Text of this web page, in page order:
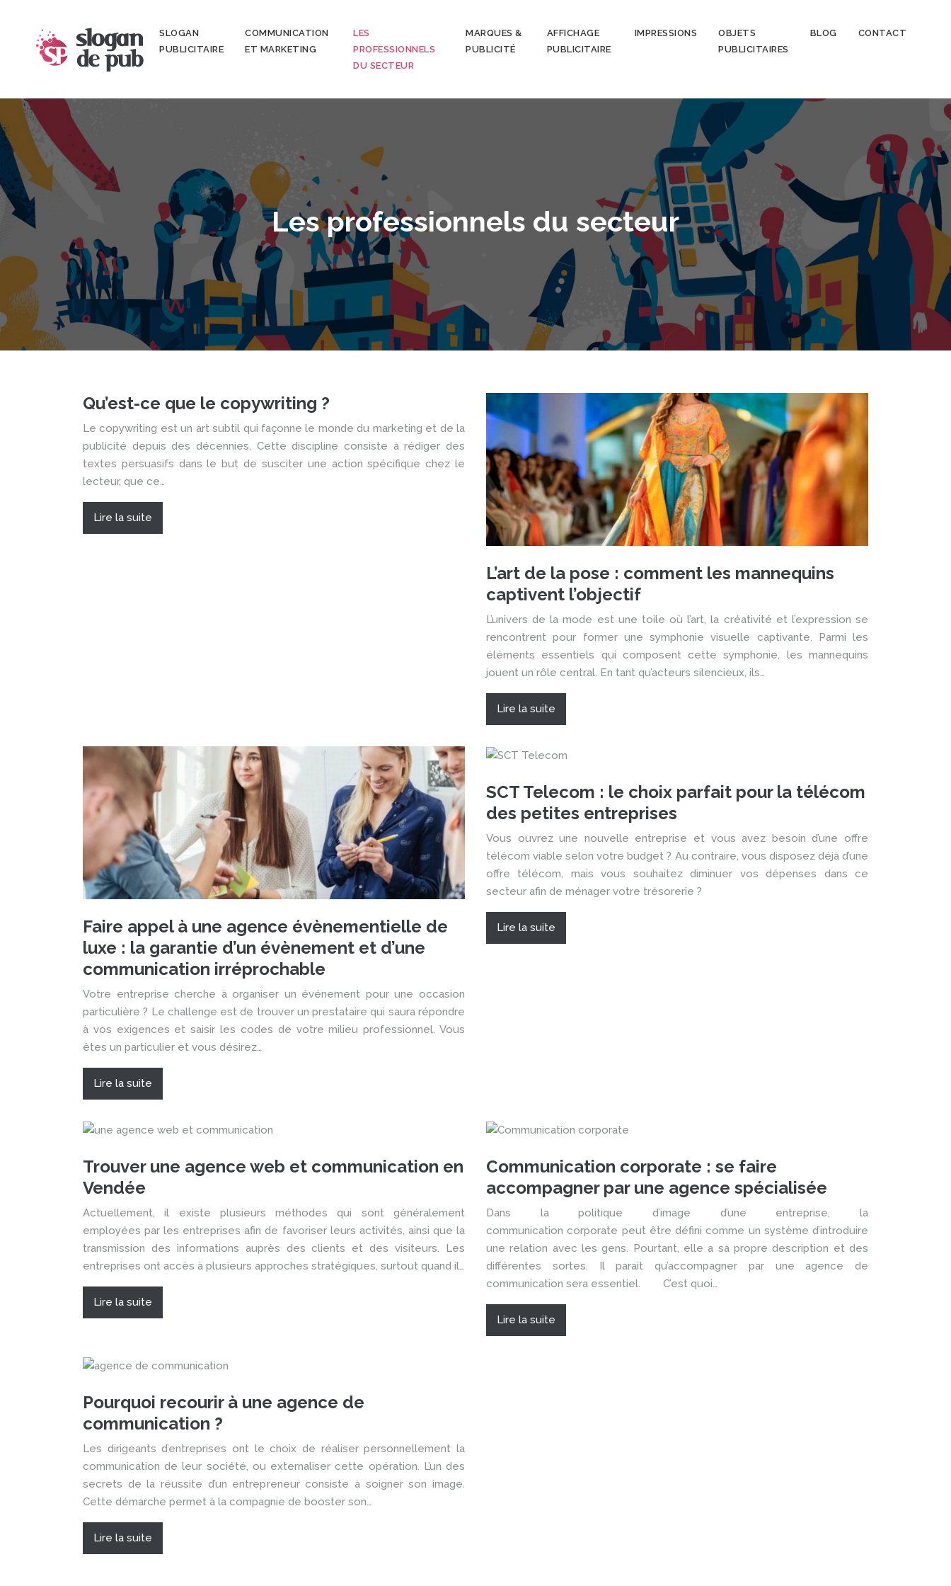
SLOGAN
PUBLICITAIRE
COMMUNICATION
ET MARKETING
LES
PROFESSIONNELS
DU SECTEUR
MARQUES &
PUBLICITÉ
AFFICHAGE
PUBLICITAIRE
IMPRESSIONS
OBJETS
PUBLICITAIRES
BLOG CONTACT
Les professionnels du secteur
Qu’est-ce que le copywriting ?
Le copywriting est un art subtil qui façonne le monde du marketing et de la
publicité depuis des décennies. Cette discipline consiste à rédiger des
textes persuasifs dans le but de susciter une action spécifique chez le
lecteur, que ce…
Lire la suite
L’art de la pose : comment les mannequins
captivent l’objectif
L’univers de la mode est une toile où l’art, la créativité et l’expression se
rencontrent pour former une symphonie visuelle captivante. Parmi les
éléments essentiels qui composent cette symphonie, les mannequins
jouent un rôle central. En tant qu’acteurs silencieux, ils…
Lire la suite
Faire appel à une agence évènementielle de
luxe : la garantie d’un évènement et d’une
communication irréprochable
Votre entreprise cherche à organiser un événement pour une occasion
particulière ? Le challenge est de trouver un prestataire qui saura répondre
à vos exigences et saisir les codes de votre milieu professionnel. Vous
êtes un particulier et vous désirez…
Lire la suite
SCT Telecom : le choix parfait pour la télécom
des petites entreprises
Vous ouvrez une nouvelle entreprise et vous avez besoin d’une offre
télécom viable selon votre budget ? Au contraire, vous disposez déjà d’une
offre télécom, mais vous souhaitez diminuer vos dépenses dans ce
secteur afin de ménager votre trésorerie ?
Lire la suite
Trouver une agence web et communication en
Vendée
Actuellement, il existe plusieurs méthodes qui sont généralement
employées par les entreprises afin de favoriser leurs activités, ainsi que la
transmission des informations auprès des clients et des visiteurs. Les
entreprises ont accès à plusieurs approches stratégiques, surtout quand il…
Lire la suite
Communication corporate : se faire
accompagner par une agence spécialisée
Dans la politique d’image d’une entreprise, la
communication corporate peut être défini comme un système d’introduire
une relation avec les gens. Pourtant, elle a sa propre description et des
différentes sortes. Il parait qu’accompagner par une agence de
communication sera essentiel. C’est quoi…
Lire la suite
Pourquoi recourir à une agence de
communication ?
Les dirigeants d’entreprises ont le choix de réaliser personnellement la
communication de leur société, ou externaliser cette opération. L’un des
secrets de la réussite d’un entrepreneur consiste à soigner son image.
Cette démarche permet à la compagnie de booster son…
Lire la suite